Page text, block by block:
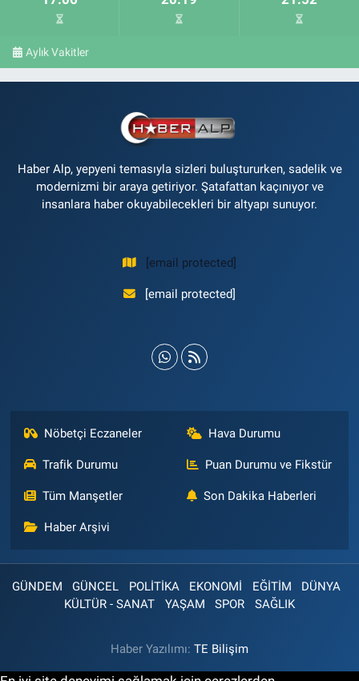
Aylık Vakitler
Haber Alp, yepyeni temasıyla sizleri buluştururken, sadelik ve
modernizmi bir araya getiriyor. Şatafattan kaçınıyor ve
insanlara haber okuyabilecekleri bir altyapı sunuyor.
[email protected]
[email protected]
Nöbetçi Eczaneler Hava Durumu
Trafik Durumu Puan Durumu ve Fikstür
Tüm Manşetler Son Dakika Haberleri
Haber Arşivi
GÜNDEM GÜNCEL POLİTİKA EKONOMİ EĞİTİM
DÜNYA
KÜLTÜR - SANAT
YAŞAM SPOR SAĞLIK
Haber Yazılımı: TE Bilişim